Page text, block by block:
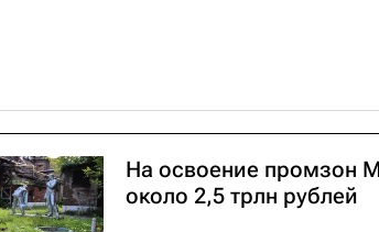
На освоение промзон
около 2,5 трлн рублей